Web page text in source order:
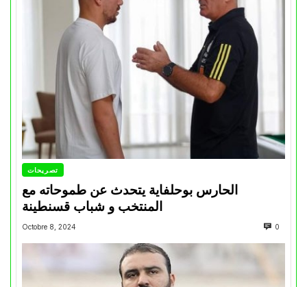
تصريحات
الحارس بوحلفاية يتحدث عن طموحاته مع
المنتخب و شباب قسنطينة
Octobre 8, 2024 0